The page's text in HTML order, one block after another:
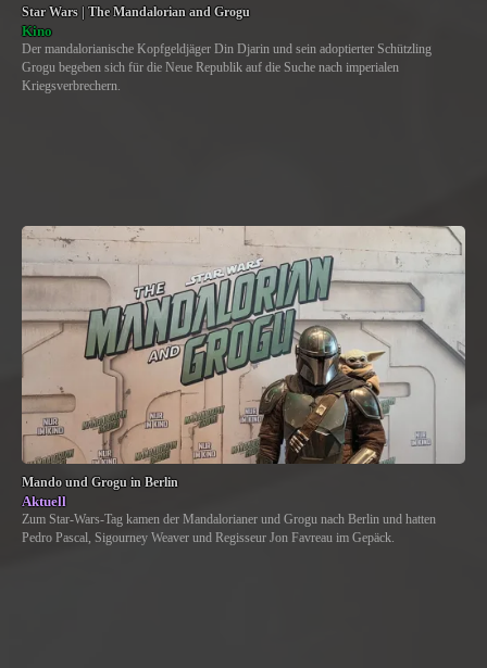
Star Wars | The Mandalorian and Grogu
Kino
Der mandalorianische Kopfgeldjäger Din Djarin und sein adoptierter Schützling
Grogu begeben sich für die Neue Republik auf die Suche nach imperialen
Kriegsverbrechern.
Mando und Grogu in Berlin
Aktuell
Zum Star-Wars-Tag kamen der Mandalorianer und Grogu nach Berlin und hatten
Pedro Pascal, Sigourney Weaver und Regisseur Jon Favreau im Gepäck.